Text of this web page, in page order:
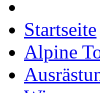
Startseite
Alpine